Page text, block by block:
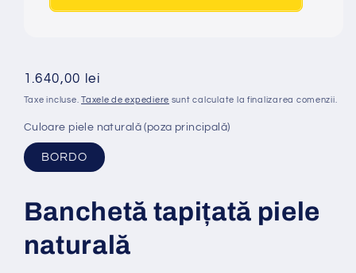
Preț
obișnuit
1.640,00 lei
Taxe incluse.Taxele de expediere sunt calculate la finalizarea comenzii.
Culoare piele naturală (poza principală)
BORDO
Banchetă tapițată piele
naturală